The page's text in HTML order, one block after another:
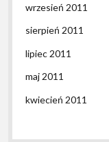
wrzesień 2011
sierpień 2011
lipiec 2011
maj 2011
kwiecień 2011